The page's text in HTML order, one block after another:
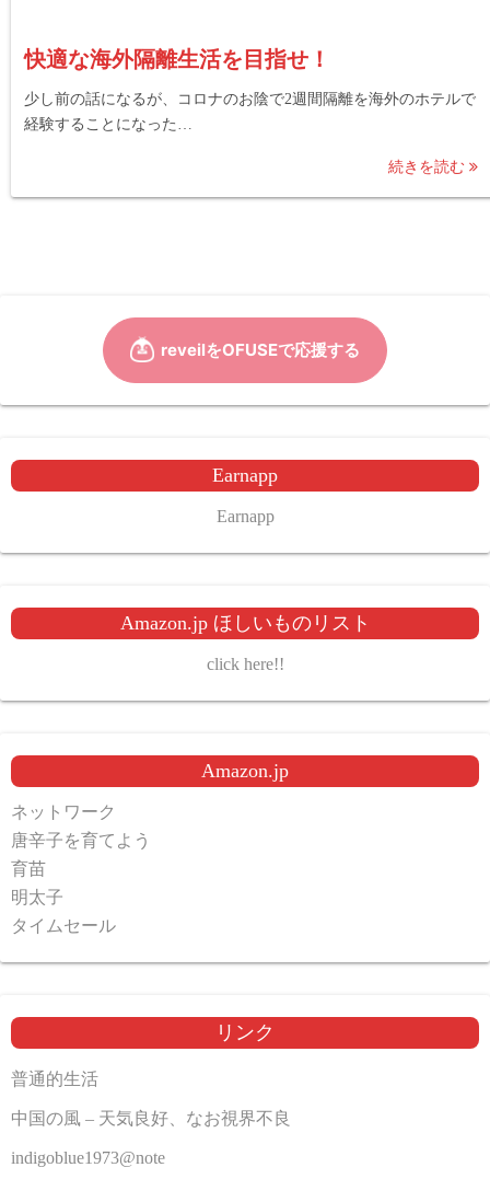
快適な海外隔離生活を目指せ！
少し前の話になるが、コロナのお陰で2週間隔離を海外のホテルで
経験することになった…
続きを読む
Earnapp
Earnapp
Amazon.jp ほしいものリスト
click here!!
Amazon.jp
ネットワーク
唐辛子を育てよう
育苗
明太子
タイムセール
リンク
普通的生活
中国の風 – 天気良好、なお視界不良
indigoblue1973@note